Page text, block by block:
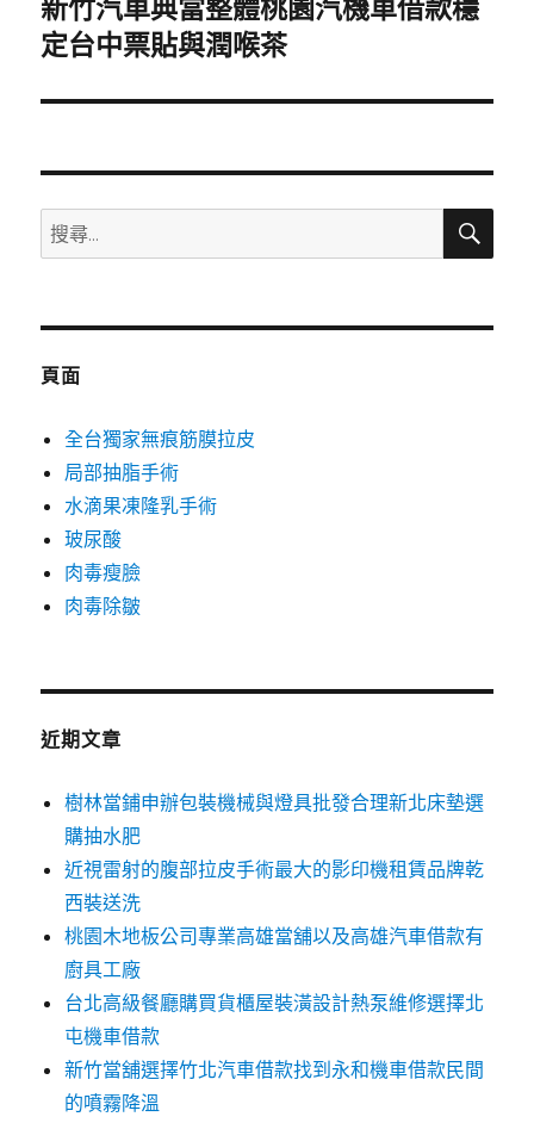
下
一
文
新竹汽車典當整體桃園汽機車借款穩
定台中票貼與潤喉茶
搜
尋
鍵
搜
頁面
全台獨家無痕筋膜拉皮
局部抽脂手術
水滴果凍隆乳手術
玻尿酸
肉毒瘦臉
肉毒除皺
近期文章
樹林當鋪申辦包裝機械與燈具批發合理新北床墊選
購抽水肥
近視雷射的腹部拉皮手術最大的影印機租賃品牌乾
西裝送洗
桃園木地板公司專業高雄當舖以及高雄汽車借款有
廚具工廠
台北高級餐廳購買貨櫃屋裝潢設計熱泵維修選擇北
屯機車借款
新竹當舖選擇竹北汽車借款找到永和機車借款民間
的噴霧降溫